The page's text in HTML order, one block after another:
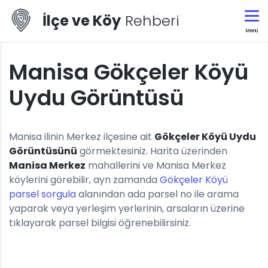
İlçe ve Köy Rehberi
Menü
Manisa Gökçeler Köyü
Uydu Görüntüsü
Manisa ilinin Merkez ilçesine ait Gökçeler Köyü Uydu
Görüntüsünü görmektesiniz. Harita üzerinden
Manisa Merkez mahallerini ve Manisa Merkez
köylerini görebilir, ayn zamanda Gökçeler Köyü
parsel sorgulaalanından ada parsel no ile arama
yaparak veya yerleşim yerlerinin, arsaların üzerine
tıklayarak parsel bilgisi öğrenebilirsiniz.